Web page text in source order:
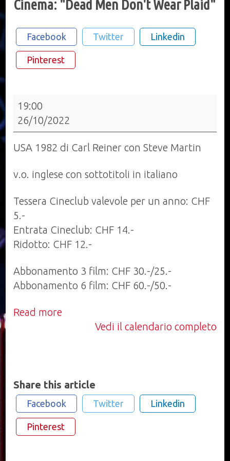
Cinema: "Dead Men Don't Wear Plaid"
Facebook Twitter Linkedin
Pinterest
Cinema:
"Dead
Men
Don't
Plaid"
19:00
26/10/2022
USA 1982 di Carl Reiner con Steve Martin
v.o. inglese con sottotitoli in italiano
Tessera Cineclub valevole per un anno: CHF
5.-
Entrata Cineclub: CHF 14.-
Ridotto: CHF 12.-
Abbonamento 3 film: CHF 30.-/25.-
Abbonamento 6 film: CHF 60.-/50.-
Read more
Vedi il calendario completo
Share this article
Facebook Twitter Linkedin
Pinterest